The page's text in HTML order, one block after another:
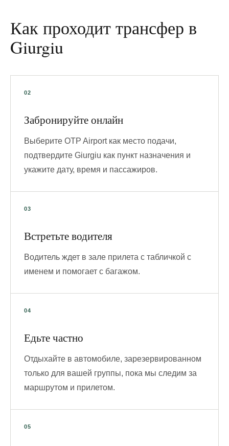
Как проходит трансфер в
Giurgiu
Забронируйте онлайн
Выберите OTP Airport как место подачи,
подтвердите Giurgiu как пункт назначения и
укажите дату, время и пассажиров.
Встретьте водителя
Водитель ждет в зале прилета с табличкой с
именем и помогает с багажом.
Едьте частно
Отдыхайте в автомобиле, зарезервированном
только для вашей группы, пока мы следим за
маршрутом и прилетом.